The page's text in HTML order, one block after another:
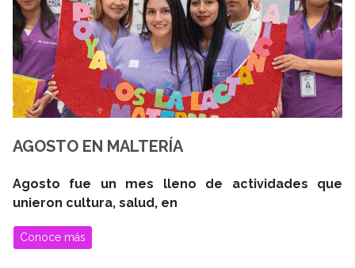
AGOSTO EN MALTERÍA
Agosto fue un mes lleno de actividades que
unieron cultura, salud, en
Conoce más